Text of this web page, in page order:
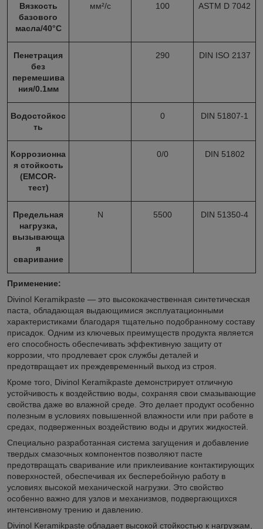
Вязкость
базового
масла/40°С
мм²/с 100 ASTM D 7042
Пенетрация
без
перемешива
ния/0.1мм
290 DIN ISO 2137
Водостойкос
ть
0 DIN 51807-1
Коррозионна
я стойкость
(EMCOR-
тест)
0/0 DIN 51802
Предельная
нагрузка,
вызывающа
я
сваривание
N 5500 DIN 51350-4
Применение:
Divinol Keramikpaste — это высококачественная синтетическая
паста, обладающая выдающимися эксплуатационными
характеристиками благодаря тщательно подобранному составу
присадок. Одним из ключевых преимуществ продукта является
его способность обеспечивать эффективную защиту от
коррозии, что продлевает срок службы деталей и
предотвращает их преждевременный выход из строя.
Кроме того, Divinol Keramikpaste демонстрирует отличную
устойчивость к воздействию воды, сохраняя свои смазывающие
свойства даже во влажной среде. Это делает продукт особенно
полезным в условиях повышенной влажности или при работе в
средах, подверженных воздействию воды и других жидкостей.
Специально разработанная система загущения и добавление
твердых смазочных компонентов позволяют пасте
предотвращать сваривание или приклеивание контактирующих
поверхностей, обеспечивая их бесперебойную работу в
условиях высокой механической нагрузки. Это свойство
особенно важно для узлов и механизмов, подвергающихся
интенсивному трению и давлению.
Divinol Keramikpaste обладает высокой стойкостью к нагрузкам,